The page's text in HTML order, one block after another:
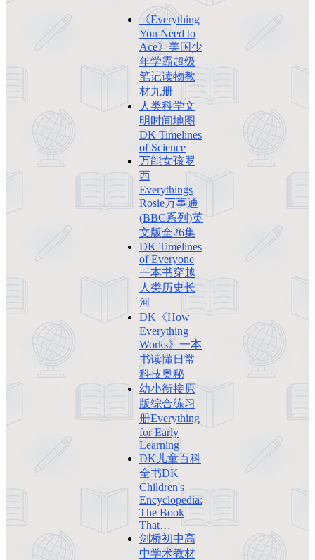
《Everything
You Need to
Ace》美国少
年学霸超级
笔记读物教
材九册
人类科学文
明时间地图
DK Timelines
of Science
万能女孩罗
西
Everythings
Rosie万事通
(BBC系列)英
文版全26集
DK Timelines
of Everyone
一本书穿越
人类历史长
河
DK《How
Everything
Works》一本
书读懂日常
科技奥秘
幼小衔接原
版综合练习
册Everything
for Early
Learning
DK儿童百科
全书DK
Children's
Encyclopedia:
The Book
That…
剑桥初中高
中学术教材